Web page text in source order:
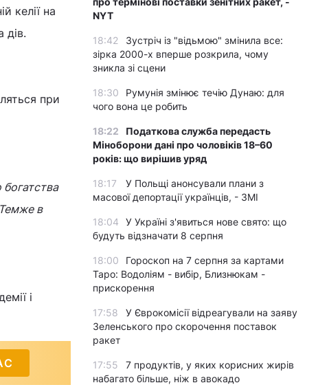
келії на
дів.
при
в
і
NYT
18:42
Зустріч із "відьмою" змінила все:
зірка 2000-х вперше розкрила, чому
зникла зі сцени
18:30
Румунія змінює течію Дунаю: для
чого вона це робить
18:22
Податкова служба передасть
Міноборони дані про чоловіків 18–60
років: що вирішив уряд
18:17
У Польщі анонсували плани з
масової депортації українців, - ЗМІ
18:04
У Україні з'явиться нове свято: що
будуть відзначати 8 серпня
18:00
Гороскоп на 7 серпня за картами
Таро: Водоліям - вибір, Близнюкам -
прискорення
17:58
У Єврокомісії відреагували на заяву
Зеленського про скорочення поставок
ракет
17:55
7 продуктів, у яких корисних жирів
набагато більше, ніж в авокадо